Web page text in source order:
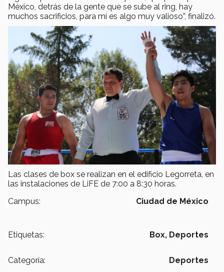
México, detrás de la gente que se sube al ring, hay
muchos sacrificios, para mí es algo muy valioso”, finalizó.
Las clases de box se realizan en el edificio Legorreta, en
las instalaciones de LiFE de 7:00 a 8:30 horas.
Campus:
Ciudad de México
Etiquetas: Box, Deportes
Categoría: Deportes